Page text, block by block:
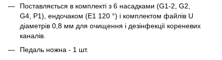
Поставляється в комплекті з 6 насадками (G1-2, G2,
G4, P1), ендочаком (E1 120 °) і комплектом файлів U
діаметрів 0,8 мм для очищення і дезінфекції кореневих
каналів.
Педаль ножна - 1 шт.